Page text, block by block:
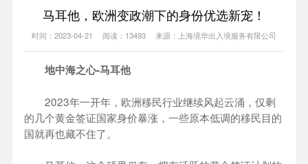
马耳他，欧洲变政潮下的身份优选新宠！
时间：2023-04-21 阅读：13493 来源：上海境华出入境服务有限公司
地中海之心-马耳他
2023年一开年，欧洲移民行业继续风起云涌，仅剩
的几个黄金签证国家身价暴涨，一些原本低调的移民目的
国就再也藏不住了。